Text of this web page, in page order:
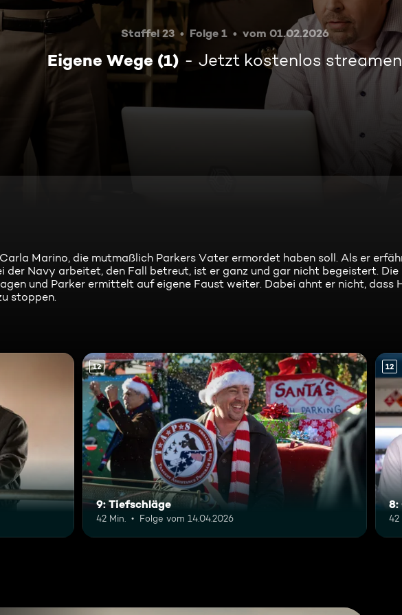
Staffel 23 Folge 1 vom 01.02.2026
Eigene Wege (1) Jetzt kostenlos streamen
Marino, die mutmaßlich Parkers Vater ermordet haben soll. Als er
der Navy arbeitet, den Fall betreut, ist er ganz und gar nicht begeistert. Die
und Parker ermittelt auf eigene Faust weiter. Dabei ahnt er nicht, dass
stoppen.
12
9: Tiefschläge
42 Min. Folge vom 14.04.2026
12
8:
42